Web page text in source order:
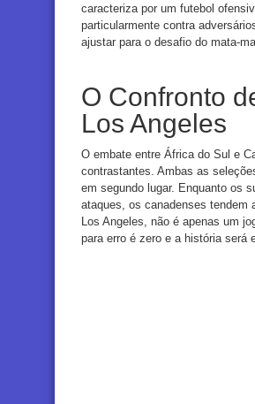
caracteriza por um futebol
particularmente contra
ajustar para o desafio do mata-
O Confronto
Los Angeles
O embate entre África do Sul e
contrastantes. Ambas as
em segundo lugar. Enquanto os
ataques, os canadenses tendem
Los Angeles, não é apenas um
para erro é zero e a história será